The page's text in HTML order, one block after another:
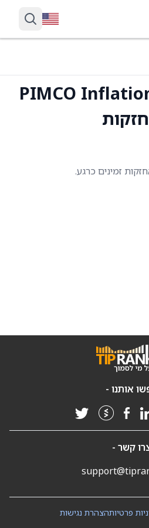
PIMCO
זמינים כרגע.
אותנו -
קשר -
הצהרת נגישותפרטיות